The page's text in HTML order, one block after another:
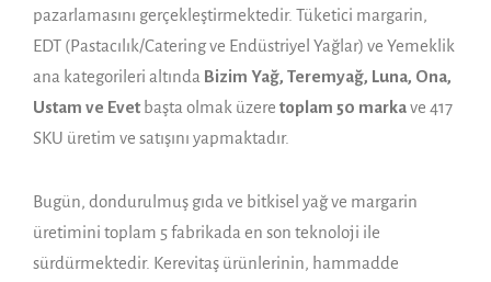
pazarlamasını gerçekleştirmektedir. Tüketici margarin,
EDT (Pastacılık/Catering ve Endüstriyel Yağlar) ve Yemeklik
ana kategorileri altında Bizim Yağ, Teremyağ, Luna, Ona,
Ustam ve Evet başta olmak üzere toplam 50 markave 417
SKU üretim ve satışını yapmaktadır.
Bugün, dondurulmuş gıda ve bitkisel yağ ve margarin
üretimini toplam 5 fabrikada en son teknoloji ile
sürdürmektedir. Kerevitaş ürünlerinin, hammadde